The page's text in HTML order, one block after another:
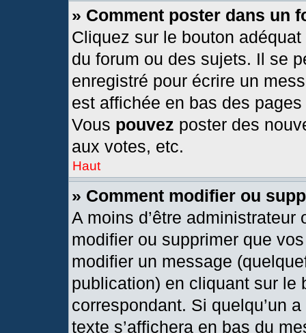
» Comment poster dans un
Cliquez sur le bouton
du forum ou des sujets. Il se
enregistré pour écrire un
est affichée en bas des
Vous pouvez poster des
aux votes, etc.
Haut
» Comment modifier ou
A moins d’être
modifier ou supprimer que
modifier un message
publication) en cliquant sur le
correspondant. Si quelqu’un
texte s’affichera en bas du